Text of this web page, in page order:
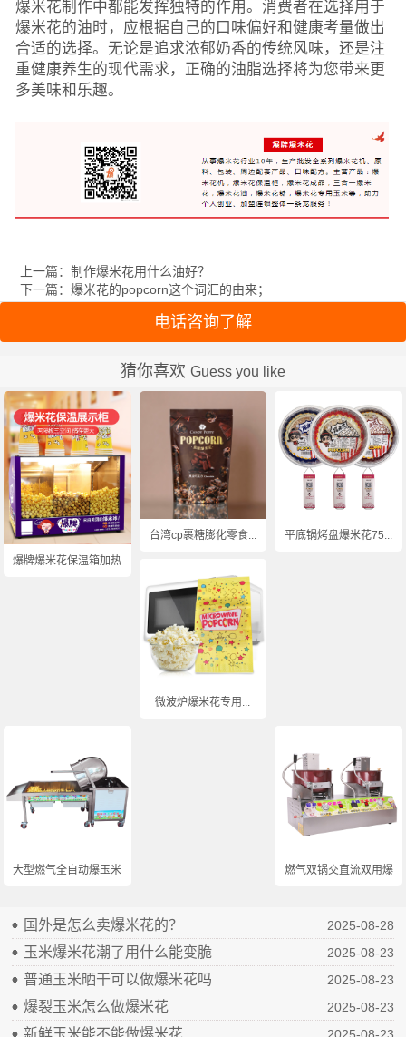
爆米花制作中都能发挥独特的作用。消费者在选择用于
爆米花的油时，应根据自己的口味偏好和健康考量做出
合适的选择。无论是追求浓郁奶香的传统风味，还是注
重健康养生的现代需求，正确的油脂选择将为您带来更
多美味和乐趣。
上一篇：制作爆米花用什么油好？
下一篇：爆米花的popcorn这个词汇的由来；
电话咨询了解
猜你喜欢 Guess you like
爆牌爆米花保温箱加热...
台湾cp裹糖膨化零食... 平底锅烤盘爆米花75...
微波炉爆米花专用...
大型燃气全自动爆玉米... 燃气双锅交直流双用爆...
国外是怎么卖爆米花的？ 2025-08-28
玉米爆米花潮了用什么能变脆 2025-08-23
普通玉米晒干可以做爆米花吗 2025-08-23
爆裂玉米怎么做爆米花 2025-08-23